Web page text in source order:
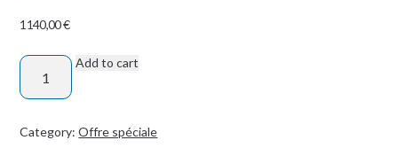
1140,00€
PRÉPARATION
SÉSAME
ST.JEAN
Add to cart
Category:Offre spéciale